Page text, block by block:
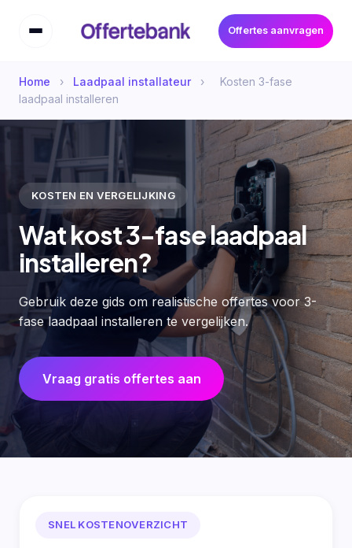
Offertes aanvragen
Home › Laadpaal installateur ›
Kosten 3-fase
laadpaal installeren
KOSTEN EN VERGELIJKING
Wat kost 3-fase laadpaal
installeren?
Gebruik deze gids om realistische offertes voor 3-
fase laadpaal installeren te vergelijken.
Vraag gratis offertes aan
SNEL KOSTENOVERZICHT